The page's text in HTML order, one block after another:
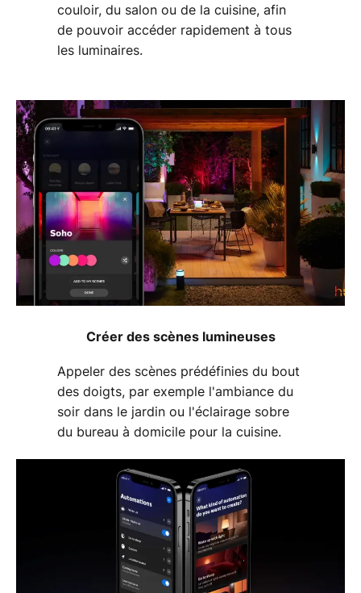
couloir, du salon ou de la cuisine, afin
de pouvoir accéder rapidement à tous
les luminaires.
Créer des scènes lumineuses
Appeler des scènes prédéfinies du bout
des doigts, par exemple l'ambiance du
soir dans le jardin ou l'éclairage sobre
du bureau à domicile pour la cuisine.